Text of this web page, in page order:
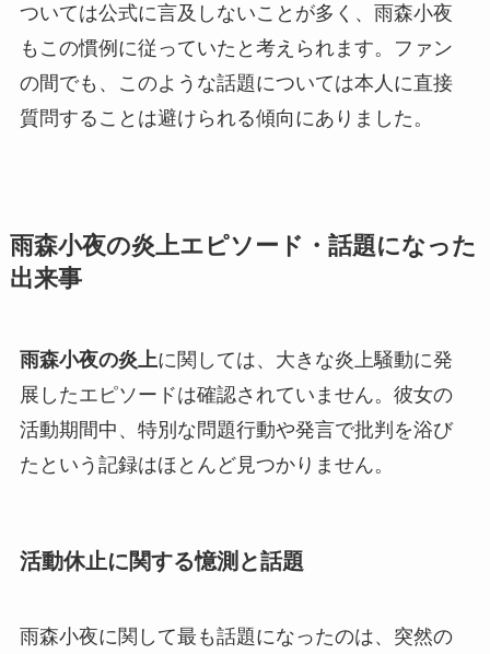
ついては公式に言及しないことが多く、雨森小夜
もこの慣例に従っていたと考えられます。ファン
の間でも、このような話題については本人に直接
質問することは避けられる傾向にありました。
雨森小夜の炎上エピソード・話題になった
出来事
雨森小夜の炎上に関しては、大きな炎上騒動に発
展したエピソードは確認されていません。彼女の
活動期間中、特別な問題行動や発言で批判を浴び
たという記録はほとんど見つかりません。
活動休止に関する憶測と話題
雨森小夜に関して最も話題になったのは、突然の